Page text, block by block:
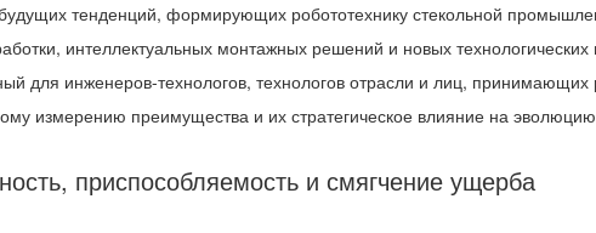
тенденций, формирующих робототехнику стекольной
интеллектуальных монтажных решений и новых технологических
для инженеров-технологов, технологов отрасли и лиц, принимающих
измерению преимущества и их стратегическое влияние на
приспособляемость и смягчение ущерба